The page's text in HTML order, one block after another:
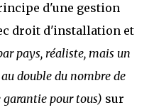
d'une gestion
droit d'installation et
pays, réaliste, mais un
double du nombre de
garantie pour tous) sur